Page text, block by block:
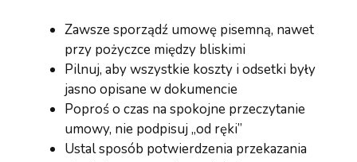
Zawsze sporządź umowę pisemną, nawet
przy pożyczce między bliskimi
Pilnuj, aby wszystkie koszty i odsetki były
jasno opisane w dokumencie
Poproś o czas na spokojne przeczytanie
umowy, nie podpisuj „od ręki”
Ustal sposób potwierdzenia przekazania